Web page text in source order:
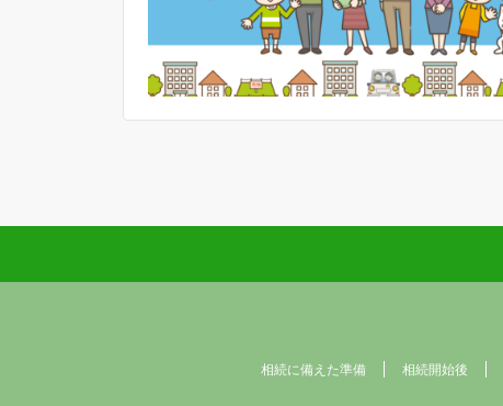
相続に備えた準備 相続開始後